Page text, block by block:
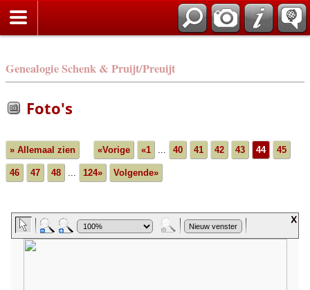
Genealogie Schenk & Pruijt/Preuijt
Foto's
» Allemaal zien «Vorige «1 ... 40 41 42 43 44 45
46 47 48 ... 124» Volgende»